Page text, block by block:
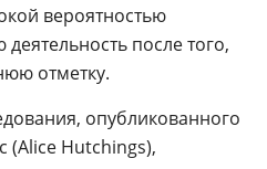
вероятностью
после того,
отметку.
опубликованного
(Alice Hutchings),